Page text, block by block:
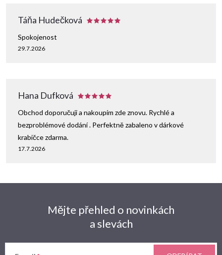
Táňa Hudečková
29.7.2026
Spokojenost
Hana Dufková
17.7.2026
Obchod doporučuji a nakoupím zde znovu. Rychlé a
bezproblémové dodání . Perfektně zabaleno v dárkové
krabičce zdarma.
Mějte přehled o novinkách
a slevách